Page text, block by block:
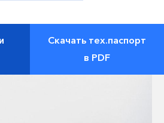
Скачать тех.паспорт
в PDF